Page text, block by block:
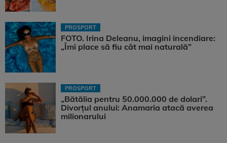
PROSPORT
FOTO. Irina Deleanu, imagini incendiare:
„Îmi place să fiu cât mai naturală”
PROSPORT
„Bătălia pentru 50.000.000 de dolari”.
Divorțul anului: Anamaria atacă averea
milionarului